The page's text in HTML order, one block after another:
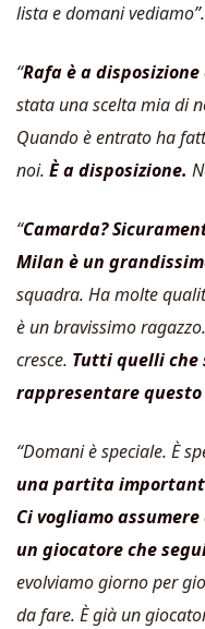
lista e domani vediamo”.
“Rafa è a
stata una scelta mia di
Quando è entrato ha
noi. È a disposizione.
“Camarda?
Milan è un
squadra. Ha molte
è un bravissimo
cresce. Tutti quelli che
rappresentare
“Domani è speciale. È
una partita
Ci vogliamo
un giocatore che
evolviamo giorno per
da fare. È già un